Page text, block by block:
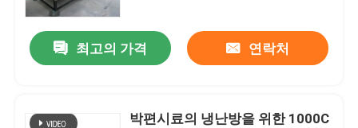
최고의 가격 연락처
박편시료의 냉난방을 위한 1000C